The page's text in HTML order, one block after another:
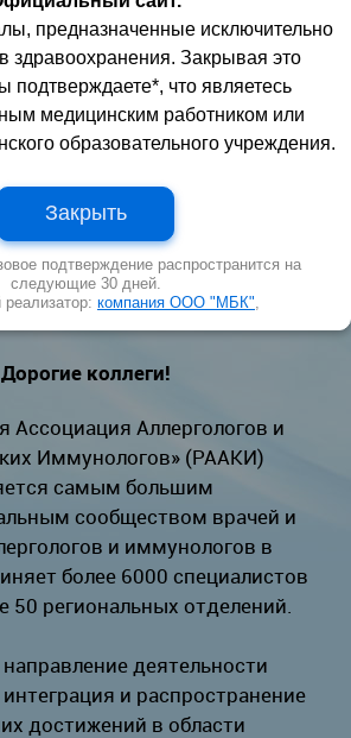
Дорогие коллеги!
Ассоциация Аллергологов и
Иммунологов» (РААКИ)
самым большим
сообществом врачей и
и иммунологов в
более 6000 специалистов
50 региональных отделений.
деятельности
и распространение
достижений в области
предназначенные исключительно
здравоохранения. Закрывая это
подтверждаете*, что являетесь
медицинским работником или
образовательного учреждения.
Закрыть
подтверждение распространится на
следующие 30 дней.
реализатор: компания ООО "МБК"